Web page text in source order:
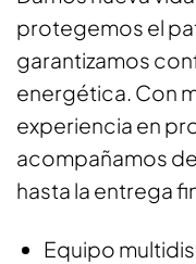
protegemos el
garantizamos
energética. Con
experiencia en
acompañamos
hasta la entrega
Equipo